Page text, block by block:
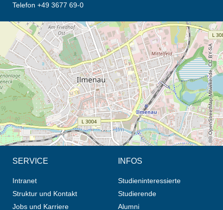
Telefon +49 3677 69-0
Öffnet die Anfahrtsbeschreibung in neuem Tab (Karte)
© OpenStreetMap-Mitwirkende, CC BY-SA
SERVICE
Intranet
Struktur und Kontakt
Jobs und Karriere
INFOS
Studieninteressierte
Studierende
Alumni